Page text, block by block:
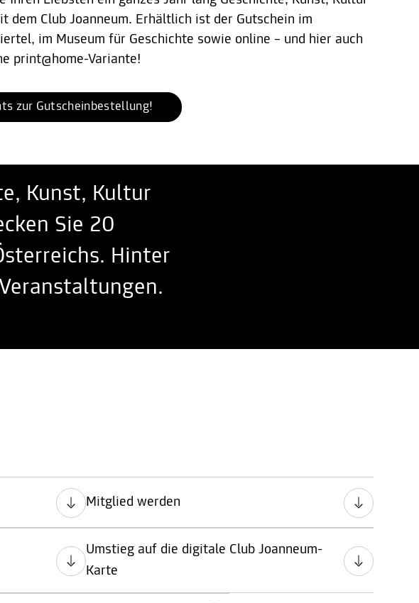
dem Club Joanneum. Erhältlich ist der Gutschein im
im Museum für Geschichte sowie online – und hier auch
print@home-Variante!
zur Gutscheinbestellung!
Kunst, Kultur
Sie 20
Hinter
Mitglied werden
Umstieg auf die digitale Club Joanneum-
Karte